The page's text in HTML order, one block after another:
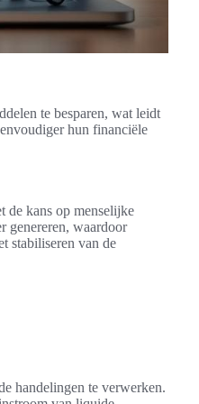
te besparen, wat leidt
hun financiële
de kans op menselijke
genereren, waardoor
stabiliseren van de
handelingen te verwerken.